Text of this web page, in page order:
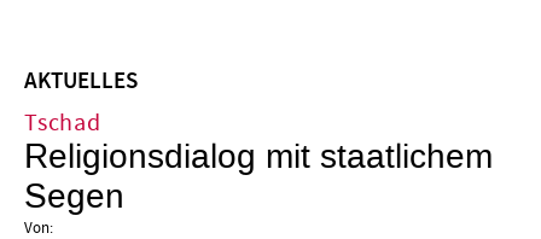
AKTUELLES
Tschad
Religionsdialog mit staatlichem
Segen
Von: